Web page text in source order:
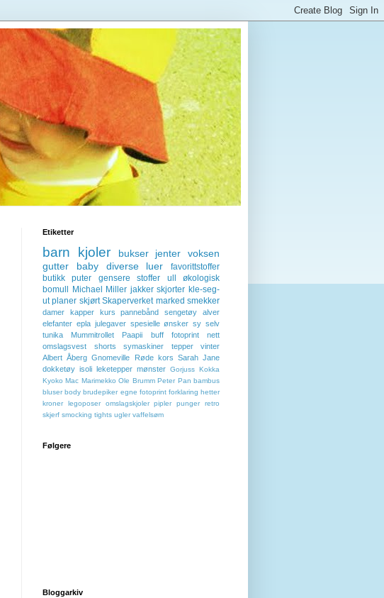
Etiketter
barn kjoler bukser jenter
voksen
gutter
baby diverse luer
favorittstoffer
butikk
puter gensere stoffer ull
økologisk
bomull
Michael Miller jakker skjorter kle-seg-
ut planer skjørt Skaperverket marked smekker
damer kapper kurs pannebånd sengetøy
alver
elefanter epla julegaver spesielle ønsker sy selv
tunika
Mummitrollet Paapii buff fotoprint
nett
omslagsvest
shorts symaskiner tepper
vinter
Albert Åberg Gnomeville Røde kors Sarah Jane
dokketøy isoli leketepper mønster Gorjuss Kokka
Kyoko Mac Marimekko Ole Brumm Peter Pan bambus
bluser body brudepiker egne fotoprint forklaring hetter
kroner
legoposer omslagskjoler pipler punger
retro
skjerf smocking tights ugler vaffelsøm
Følgere
Bloggarkiv